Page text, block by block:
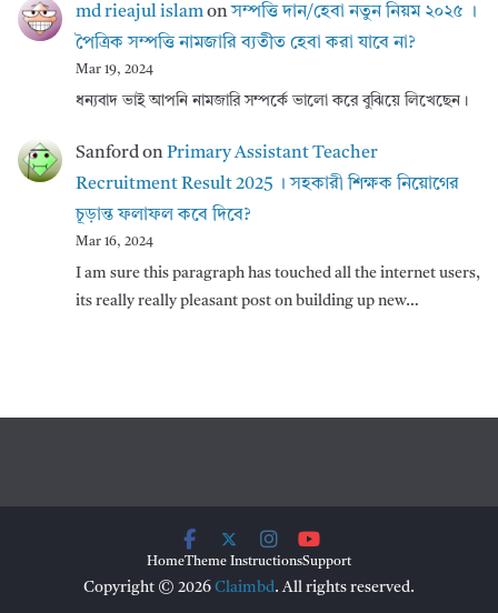
md rieajul islamonসম্পত্তি দান/হেবা নতুন নিয়ম ২০২৫ ।
পৈত্রিক সম্পত্তি নামজারি ব্যতীত হেবা করা যাবে না?
Mar 19, 2024
ধন্যবাদ ভাই আপনি নামজারি সম্পর্কে ভালো করে বুঝিয়ে লিখেছেন।
SanfordonPrimary Assistant Teacher
Recruitment Result 2025 । সহকারী শিক্ষক নিয়োগের
চূড়ান্ত ফলাফল কবে দিবে?
Mar 16, 2024
I am sure this paragraph has touched all the internet users,
its really really pleasant post on building up new…
HomeTheme InstructionsSupport
Copyright © 2026 Claimbd. All rights reserved.